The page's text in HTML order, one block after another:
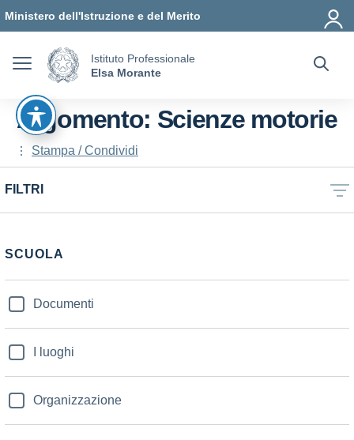
Ministero dell'Istruzione e del Merito
Istituto Professionale
Elsa Morante
Argomento: Scienze motorie
Stampa / Condividi
FILTRI
SCUOLA
Documenti
I luoghi
Organizzazione